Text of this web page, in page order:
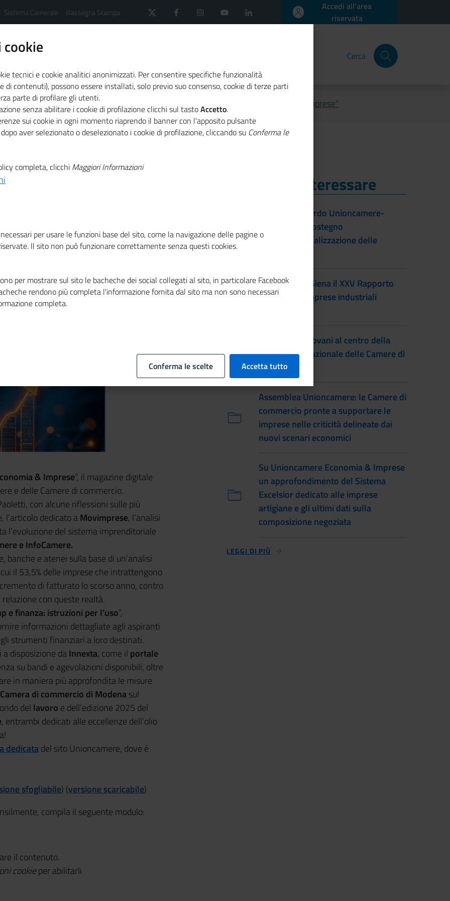
Sistema Camerale Rassegna Stampa
Accedi all'area
riservata
Cerca
degli attrezzi di Innexta nel nuovo numero di "Unioncamere Economia & Imprese"
degli
nuovo
& Imprese”, il magazine digitale
e delle Camere di commercio.
con alcune riflessioni sulle più
l’articolo dedicato aMovimprese, l’analisi
l’evoluzione del sistema imprenditoriale
e InfoCamere.
banche e atenei sulla base di un’analisi
il 53,5% delle imprese che intrattengono
di fatturato lo scorso anno, contro
con queste realtà.
e finanza: istruzioni per l’uso”,
informazioni dettagliate agli aspiranti
strumenti finanziari a loro destinati.
disposizione daInnexta, come il portale
su bandi e agevolazioni disponibili, oltre
in maniera più approfondita le misure
Camera di commercio di Modenasul
del lavoro e dell’edizione 2025 del
, entrambi dedicati alle eccellenze dell’olio
dedicatadel sito Unioncamere, dove é
sfogliabile) (versione scaricabile)
compila il seguente modulo:
il contenuto.
cookieper abilitarli
Ti Potrebbe Interessare
Firmato l'accordo Unioncamere-
MAECI per il sostegno
all’internazionalizzazione delle
Presentato a Siena il XXV Rapporto
sulle medie imprese industriali
L'Europa e i giovani al centro della
Conferenza Nazionale delle Camere di
commercio
Assemblea Unioncamere: le Camere di
commercio pronte a supportare le
imprese nelle criticità delineate dai
nuovi scenari economici
Su Unioncamere Economia & Imprese
un approfondimento del Sistema
Excelsior dedicato alle imprese
artigiane e gli ultimi dati sulla
composizione negoziata
LEGGI DI PIÙ
tecnici e cookie analitici anonimizzati. Per consentire specifiche funzionalità
di contenuti), possono essere installati, solo previo suo consenso, cookie di terze parti
parte di profilare gli utenti.
senza abilitare i cookie di profilazione clicchi sul tastoAccetto.
sui cookie in ogni momento riaprendo il banner con l'apposito pulsante
aver selezionato o deselezionato i cookie di profilazione, cliccando su Conferma le
completa, clicchi Maggiori Informazioni
per usare le funzioni base del sito, come la navigazione delle pagine o
Il sito non può funzionare correttamente senza questi cookies.
per mostrare sul sito le bacheche dei social collegati al sito, in particolare Facebook
rendono più completa l'informazione fornita dal sito ma non sono necessari
completa.
Conferma le scelte Accetta tutto